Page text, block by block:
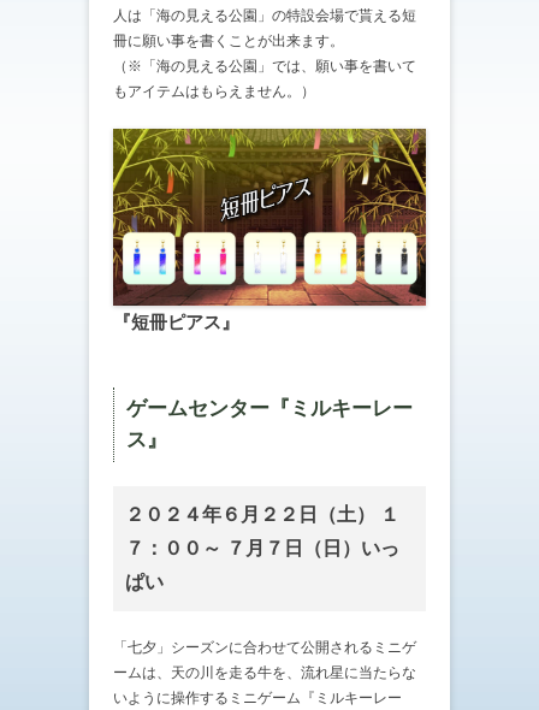
人は「海の見える公園」の特設会場で貰える短
冊に願い事を書くことが出来ます。
（※「海の見える公園」では、願い事を書いて
もアイテムはもらえません。）
『短冊ピアス』
ゲームセンター『ミルキーレー
ス』
２０２４年６月２２日（土） １
７：００～ ７月７日（日）いっ
ぱい
「七夕」シーズンに合わせて公開されるミニゲ
ームは、天の川を走る牛を、流れ星に当たらな
いように操作するミニゲーム『ミルキーレー